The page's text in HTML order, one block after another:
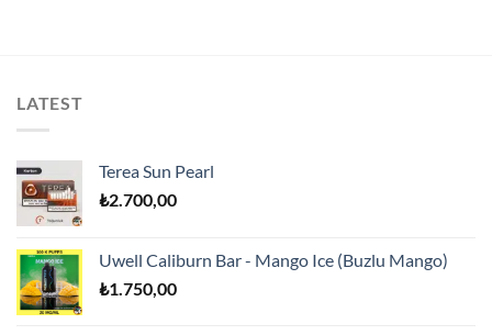
LATEST
Terea Sun Pearl
₺2.700,00
Uwell Caliburn Bar - Mango Ice (Buzlu Mango)
₺1.750,00